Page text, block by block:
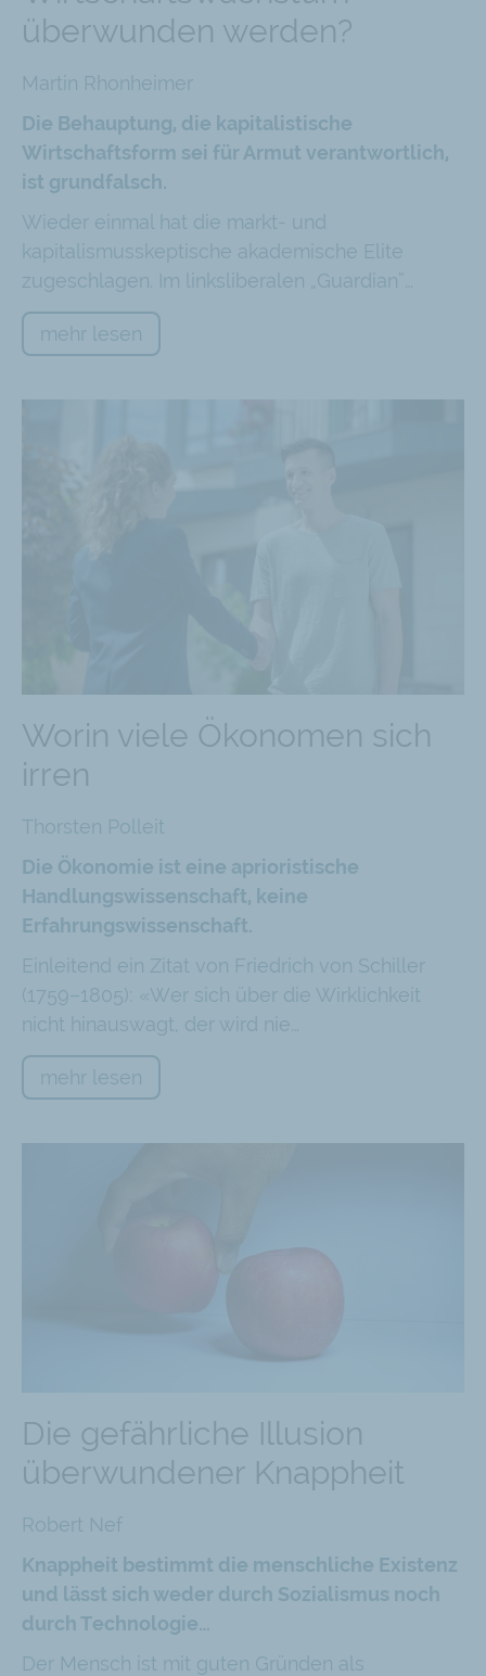
überwunden werden?
Martin Rhonheimer
Die Behauptung, die kapitalistische
Wirtschaftsform sei für Armut verantwortlich,
ist grundfalsch.
Wieder einmal hat die markt- und
kapitalismusskeptische akademische Elite
zugeschlagen. Im linksliberalen „Guardian“…
mehr lesen
Worin viele Ökonomen sich
irren
Thorsten Polleit
Die Ökonomie ist eine aprioristische
Handlungswissenschaft, keine
Erfahrungswissenschaft.
Einleitend ein Zitat von Friedrich von Schiller
(1759–1805): «Wer sich über die Wirklichkeit
nicht hinauswagt, der wird nie…
mehr lesen
Die gefährliche Illusion
überwundener Knappheit
Robert Nef
Knappheit bestimmt die menschliche Existenz
und lässt sich weder durch Sozialismus noch
durch Technologie…
Der Mensch ist mit guten Gründen als